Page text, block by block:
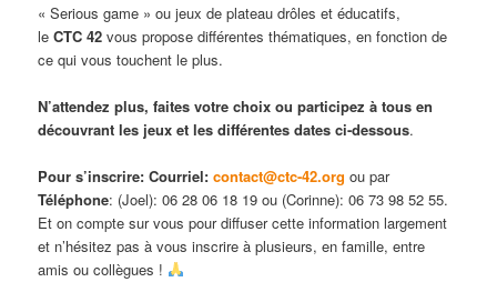
« Serious game » ou jeux de plateau drôles et éducatifs,
leCTC 42 vous propose différentes thématiques, en fonction de
ce qui vous touchent le plus.
N’attendez plus, faites votre choix ou participez à tous en
découvrant les jeux et les différentes dates ci-dessous.
Pour s’inscrire: Courriel:contact@ctc-42.org ou par
Téléphone: (Joel): 06 28 06 18 19 ou (Corinne): 06 73 98 52 55.
Et on compte sur vous pour diffuser cette information largement
et n’hésitez pas à vous inscrire à plusieurs, en famille, entre
amis ou collègues !